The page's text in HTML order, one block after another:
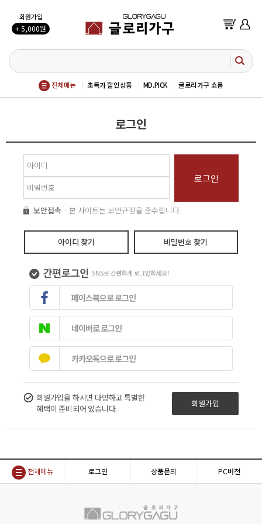
회원가입
+ 5,000원
전체메뉴 초특가 할인상품 MD.PICK 글로리가구 쇼룸
로그인
로그인
보안접속 · 본 사이트는 보안규정을 준수합니다.
아이디 찾기 비밀번호 찾기
페이스북으로 로그인
네이버로 로그인
카카오톡으로 로그인
회원가입을 하시면 다양하고 특별한
혜택이 준비되어 있습니다.
회원가입
전체메뉴 로그인 상품문의 PC버전